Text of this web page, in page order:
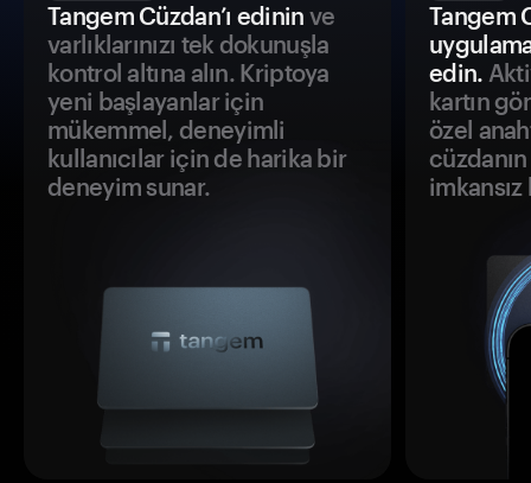
Tangem Cüzdan’ı edinin ve
varlıklarınızı tek dokunuşla
kontrol altına alın. Kriptoya
yeni başlayanlar için
mükemmel, deneyimli
kullanıcılar için de harika bir
deneyim sunar.
Tangem
edin.
kartın
özel